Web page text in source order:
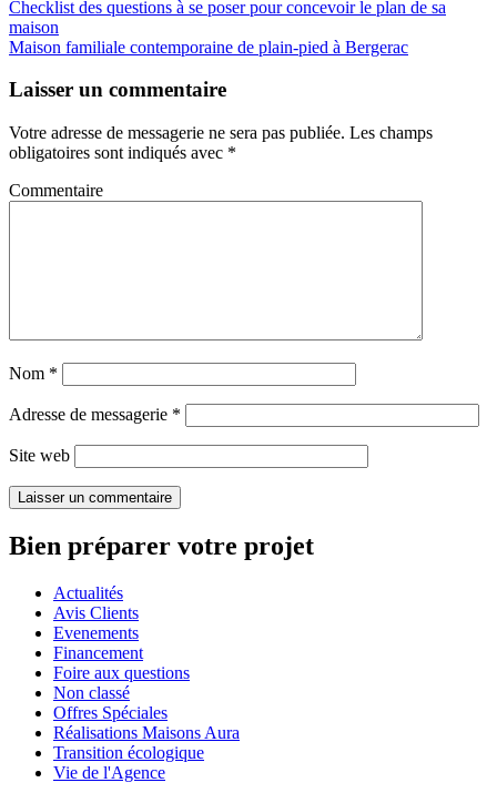
Checklist des questions à se poser pour concevoir le plan de sa
maison
Maison familiale contemporaine de plain-pied à Bergerac
Laisser un commentaire
Votre adresse de messagerie ne sera pas publiée. Les champs
obligatoires sont indiqués avec *
Commentaire
Nom *
Adresse de messagerie *
Site web
Bien préparer votre projet
Actualités
Avis Clients
Evenements
Financement
Foire aux questions
Non classé
Offres Spéciales
Réalisations Maisons Aura
Transition écologique
Vie de l'Agence